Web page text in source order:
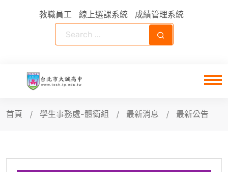
教職員工 線上選課系統 成績管理系統
首頁 學生事務處-體衛組 最新消息 最新公告